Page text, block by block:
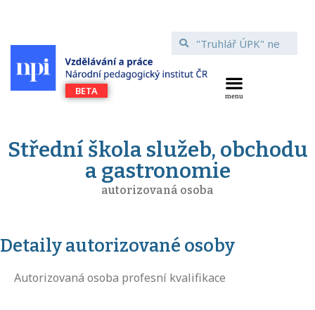
Střední škola služeb, obchodu
a gastronomie
autorizovaná osoba
Detaily autorizované osoby
Autorizovaná osoba profesní kvalifikace